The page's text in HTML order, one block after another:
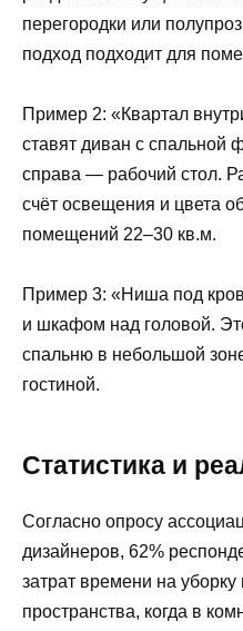
перегородки или
подход подходит для
Пример 2: «Квартал
ставят диван с спальной
справа — рабочий стол.
счёт освещения и цвета
помещений 22–30 кв.м.
Пример 3: «Ниша под
и шкафом над головой.
спальню в небольшой
гостиной.
Статистика и
Согласно опросу
дизайнеров, 62%
затрат времени на
пространства, когда в